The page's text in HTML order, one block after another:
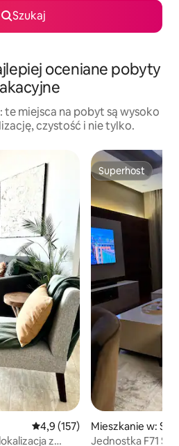
Szukaj
te miejsca na pobyt są wysoko
czystość i nie tylko.
Średnia ocena: 4,9 na 5, liczba
4,9 (157)
z
Superhost
Superhost
Mieszkanie w:
m
Jednostka F71